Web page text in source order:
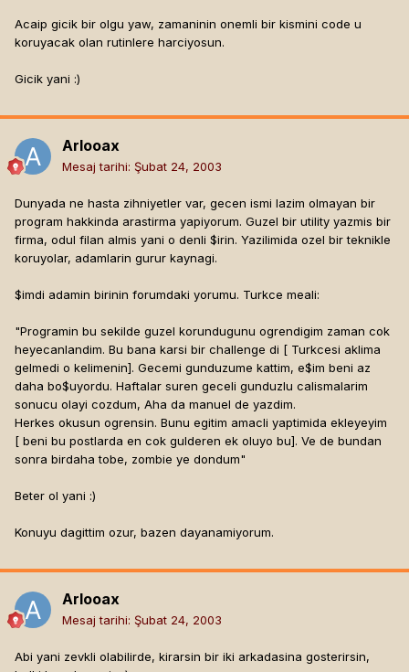
Acaip gicik bir olgu yaw, zamaninin onemli bir kismini code u
koruyacak olan rutinlere harciyosun.
Gicik yani :)
Arlooax
Mesaj tarihi: Şubat 24, 2003
Dunyada ne hasta zihniyetler var, gecen ismi lazim olmayan bir
program hakkinda arastirma yapiyorum. Guzel bir utility yazmis bir
firma, odul filan almis yani o denli $irin. Yazilimida ozel bir teknikle
koruyolar, adamlarin gurur kaynagi.
$imdi adamin birinin forumdaki yorumu. Turkce meali:
"Programin bu sekilde guzel korundugunu ogrendigim zaman cok
heyecanlandim. Bu bana karsi bir challenge di [ Turkcesi aklima
gelmedi o kelimenin]. Gecemi gunduzume kattim, e$im beni az
daha bo$uyordu. Haftalar suren geceli gunduzlu calismalarim
sonucu olayi cozdum, Aha da manuel de yazdim.
Herkes okusun ogrensin. Bunu egitim amacli yaptimida ekleyeyim
[ beni bu postlarda en cok gulderen ek oluyo bu]. Ve de bundan
sonra birdaha tobe, zombie ye dondum"
Beter ol yani :)
Konuyu dagittim ozur, bazen dayanamiyorum.
Arlooax
Mesaj tarihi: Şubat 24, 2003
Abi yani zevkli olabilirde, kirarsin bir iki arkadasina gosterirsin,